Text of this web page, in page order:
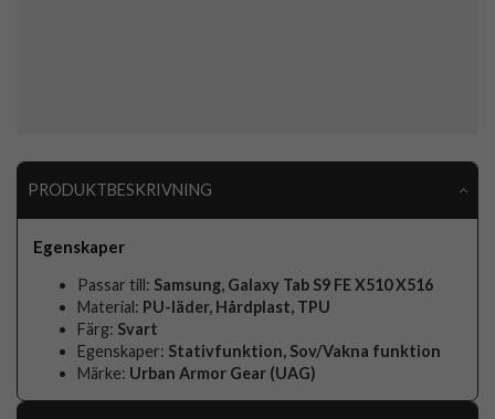
PRODUKTBESKRIVNING
Egenskaper
Passar till: Samsung, Galaxy Tab S9 FE X510 X516
Material: PU-läder, Hårdplast, TPU
Färg: Svart
Egenskaper: Stativfunktion, Sov/Vakna funktion
Märke: Urban Armor Gear (UAG)